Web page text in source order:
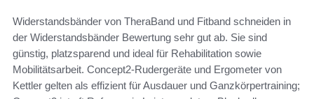
Widerstandsbänder von TheraBand und Fitband schneiden in
der Widerstandsbänder Bewertung sehr gut ab. Sie sind
günstig, platzsparend und ideal für Rehabilitation sowie
Mobilitätsarbeit. Concept2-Rudergeräte und Ergometer von
Kettler gelten als effizient für Ausdauer und Ganzkörpertraining;